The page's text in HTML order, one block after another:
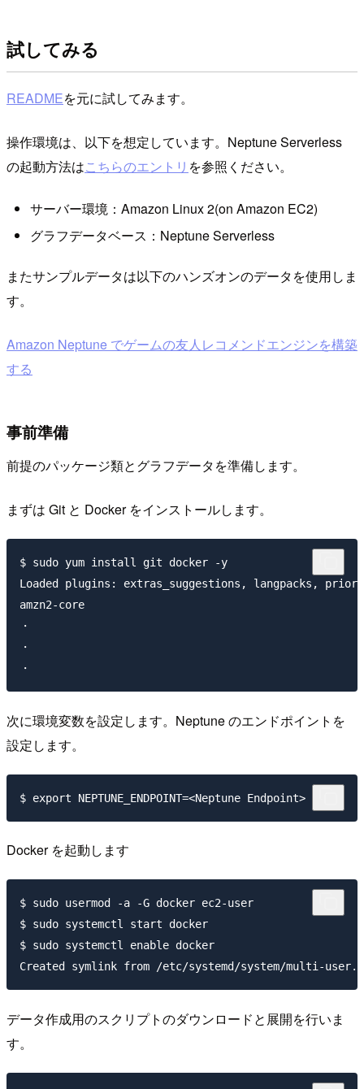
試してみる
READMEを元に試してみます。
操作環境は、以下を想定しています。Neptune Serverless
の起動方法はこちらのエントリ を参照ください。
サーバー環境：Amazon Linux 2(on Amazon EC2)
グラフデータベース：Neptune Serverless
またサンプルデータは以下のハンズオンのデータを使用しま
す。
Amazon Neptune でゲームの友人レコメンドエンジンを構築
する
事前準備
前提のパッケージ類とグラフデータを準備します。
まずは Git と Docker をインストールします。
$ sudo yum install git docker -y
Loaded plugins: extras_suggestions, langpacks,
amzn2-core
・
・
次に環境変数を設定します。Neptune のエンドポイントを
設定します。
Docker を起動します
$ sudo usermod -a -G docker ec2-user
$ sudo systemctl start docker
$ sudo systemctl enable docker
データ作成用のスクリプトのダウンロードと展開を行いま
す。